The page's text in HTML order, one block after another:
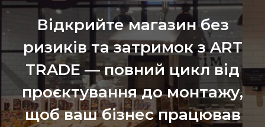
Відкрийте магазин без
ризиків та затримок з ART
TRADE — повний цикл від
проєктування до монтажу,
щоб ваш бізнес працював